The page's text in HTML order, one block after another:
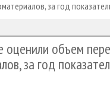
ЛПК
РОССИИ
за год
оценили объем
за год